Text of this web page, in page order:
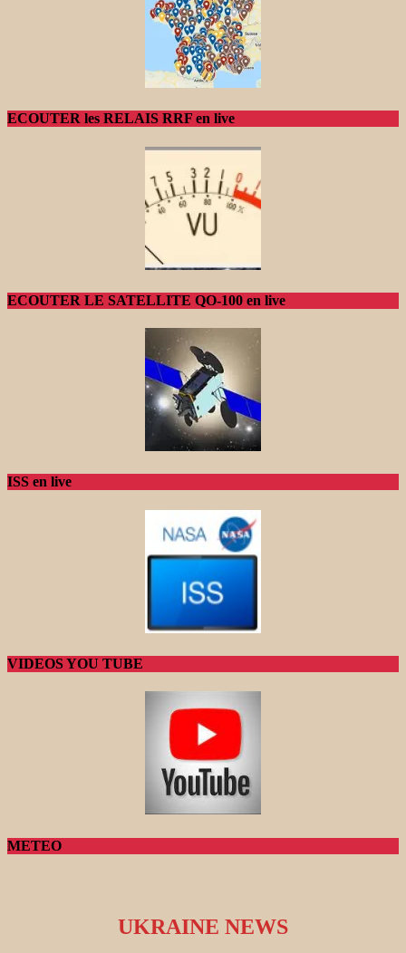
ECOUTER les RELAIS RRF en live
ECOUTER LE SATELLITE QO-100 en live
ISS en live
VIDEOS YOU TUBE
METEO
UKRAINE NEWS